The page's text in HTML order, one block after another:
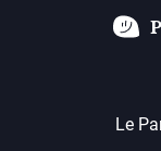
Le